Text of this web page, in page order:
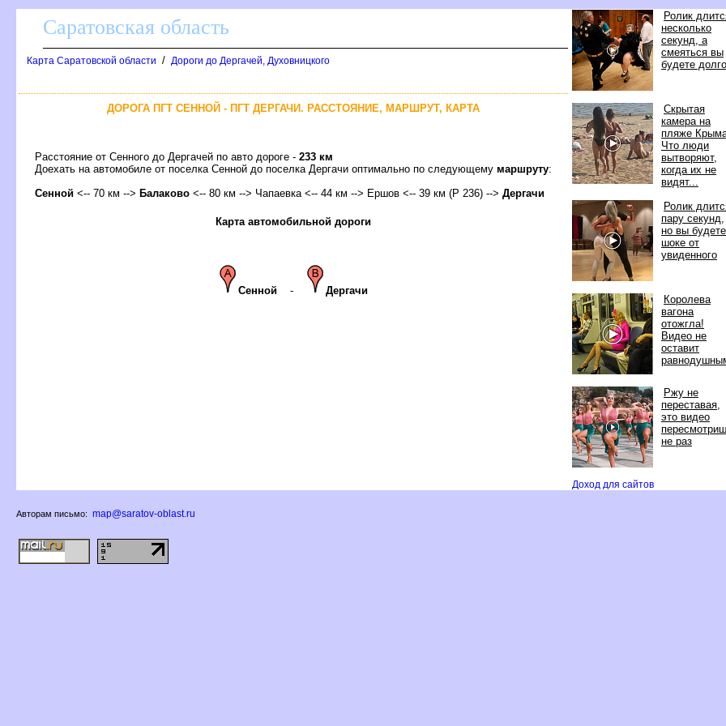
Ролик
несколько
секунд, а
смеяться вы
удете долго
Скрытая
камера на
пляже
Что люди
ытворяют,
когда их не
идят...
Ролик
пару секунд,
но вы
шоке от
увиденного
Королева
агона
отожгла!
идео не
оставит
Ржу не
переставая,
это видео
не раз
Доход для сайто
Саратовская область
Карта Саратовской области / Дороги до Дергачей, Духовницкого
ДОРОГА ПГТ СЕННОЙ - ПГТ ДЕРГАЧИ. РАССТОЯНИЕ, МАРШРУТ, КАРТА
Расстояние от Сенного до Дергачей по авто дороге - 233 км
Доехать на автомобиле от поселка Сенной до поселка Дергачи оптимально по следующему маршруту:
Сенной <-- 70 км --> Балаково <-- 80 км --> Чапаевка <-- 44 км --> Ершов <-- 39 км (Р 236) --> Дергачи
Карта автомобильной дороги
Сенной - Дергачи
Авторам письмо: map@saratov-oblast.ru